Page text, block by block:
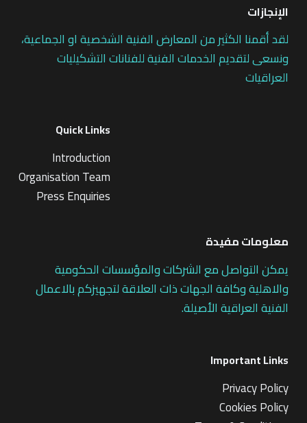
الإنجازات
لقد أقمنا الكثير من المعارض الفنية الشخصية او الجماعية،
ونسعى لتقديم الخدمات الفنية للفنانات التشكيليات
العراقيات
Quick Links
Introduction
Organisation Team
Press Enquiries
معلومات مفيدة
يمكن التواصل مع الشركات والمؤسسات الحكومية
والاهلية وكافة الجهات ذات العلاقة لتجهيزكم بالاعمال
الفنية العراقية الأصيلة.
Important Links
Privacy Policy
Cookies Policy